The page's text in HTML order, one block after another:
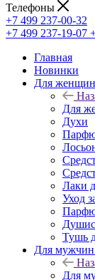
Телефоны
+7 499 237-00-32
+7 499 237-19-07
Главная
Новинки
Для женщин
Для
Духи
Лаки
Уход
Тушь
Для мужчин
Для